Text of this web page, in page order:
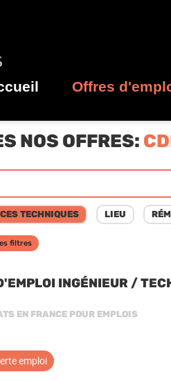
Offres
NOS OFFRES:
filtres
INGÉNIEUR /
EN FRANCE POUR EMPLOIS
emploi